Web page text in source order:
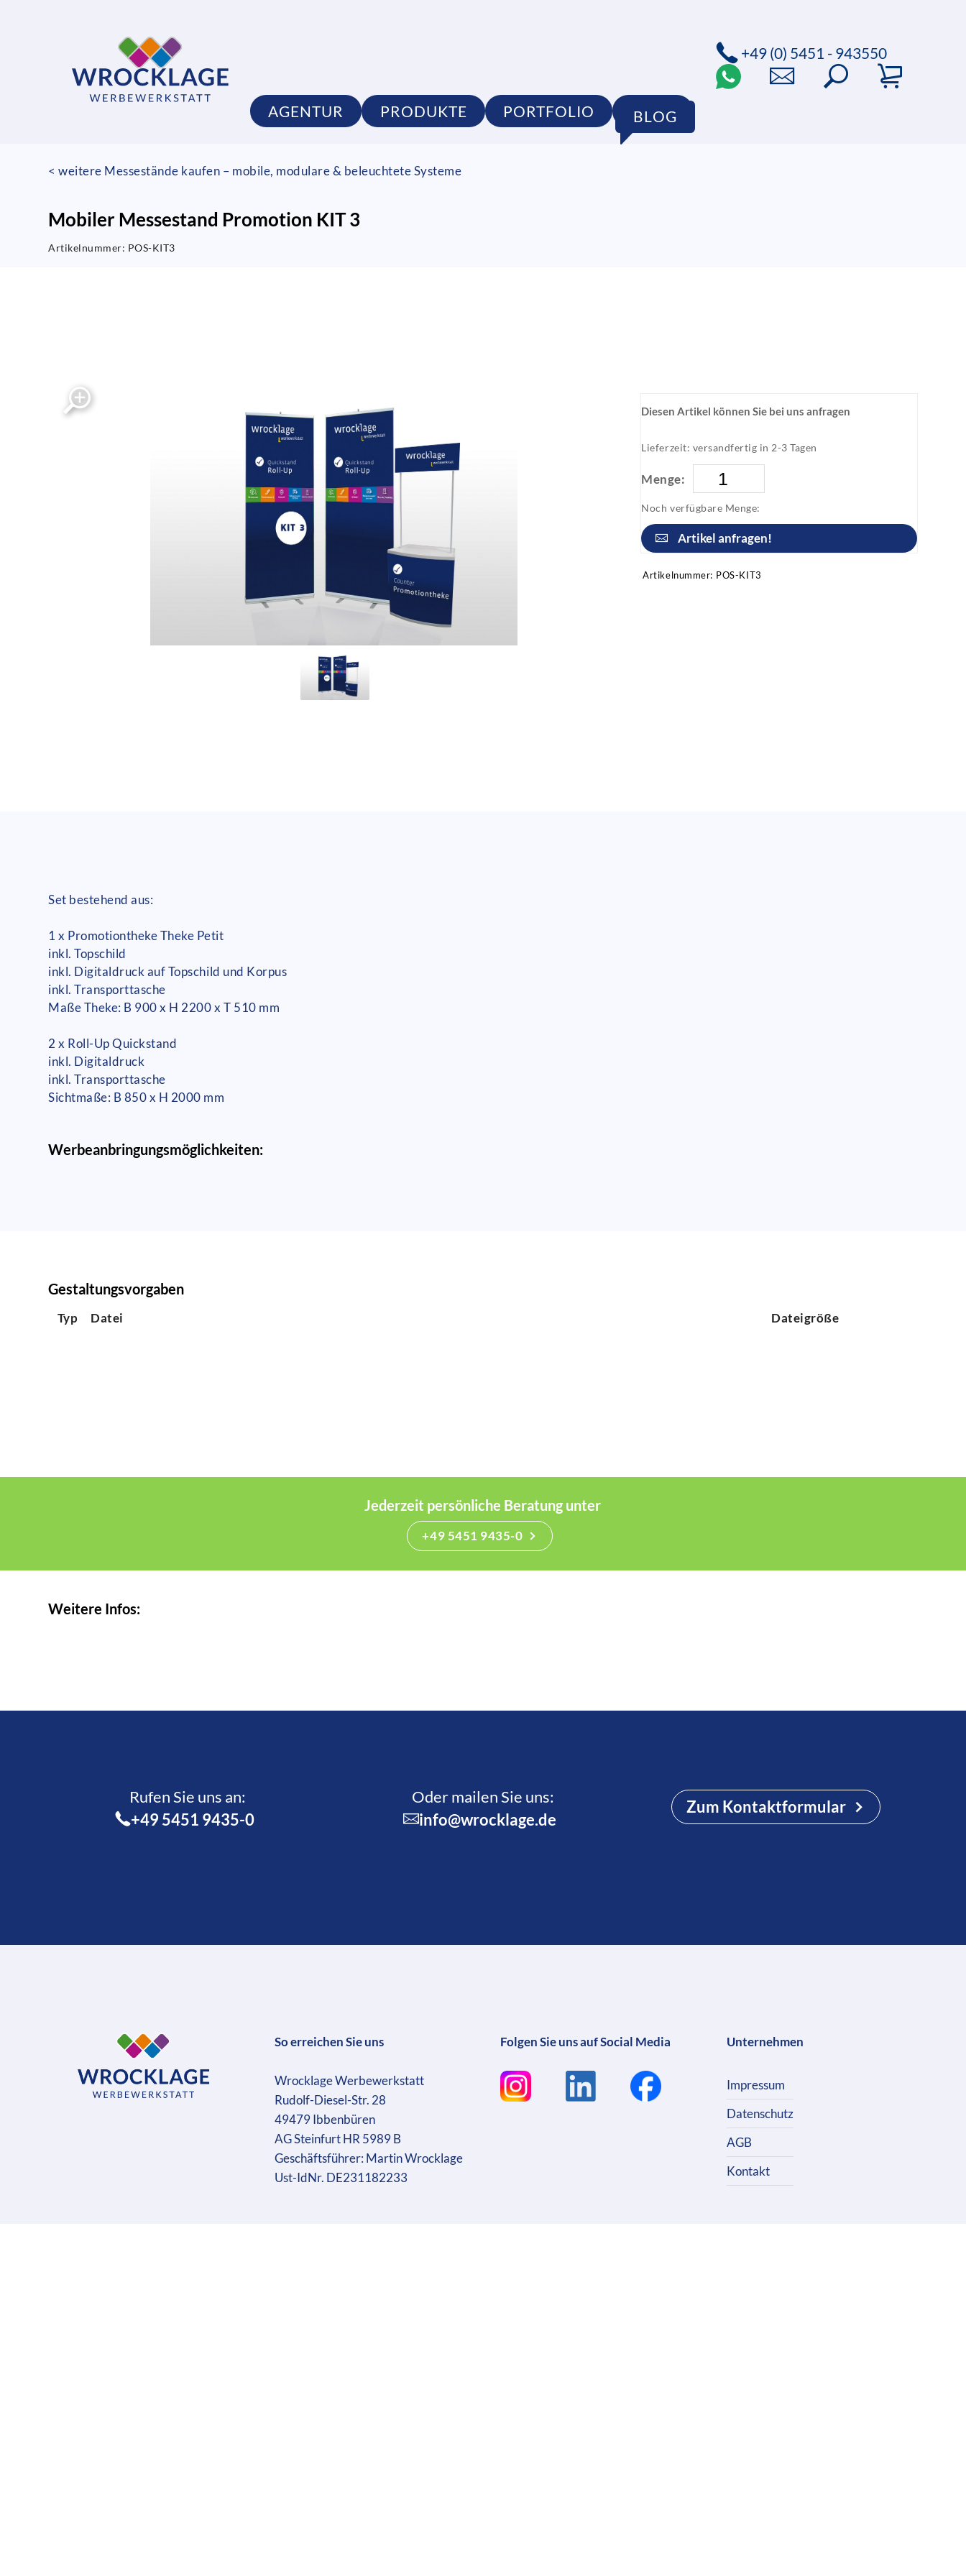
AGENTUR PRODUKTE PORTFOLIO SHOP
BLOG
+49 (0) 5451 - 943550
< weitere Messestände kaufen – mobile, modulare & beleuchtete Systeme
Mobiler Messestand Promotion KIT 3
Artikelnummer: POS-KIT3
Diesen Artikel können Sie bei uns anfragen
Lieferzeit: versandfertig in 2-3 Tagen
Menge:
Noch verfügbare Menge:
Artikel anfragen!
Artikelnummer: POS-KIT3
Set bestehend aus:
1 x Promotiontheke Theke Petit
inkl. Topschild
inkl. Digitaldruck auf Topschild und Korpus
inkl. Transporttasche
Maße Theke: B 900 x H 2200 x T 510 mm
2 x Roll-Up Quickstand
inkl. Digitaldruck
inkl. Transporttasche
Sichtmaße: B 850 x H 2000 mm
Werbeanbringungsmöglichkeiten:
Gestaltungsvorgaben
Typ Datei Dateigröße
Jederzeit persönliche Beratung unter
+49 5451 9435-0
Weitere Infos:
Rufen Sie uns an:­
+49 5451 9435-0
Oder mailen Sie uns:
info@wrocklage.de
Zum Kontaktformular
So erreichen Sie uns
Wrocklage Werbewerkstatt
Rudolf-Diesel-Str. 28
49479 Ibbenbüren
AG Steinfurt HR 5989 B
Geschäftsführer: Martin Wrocklage
Ust-IdNr. DE231182233
Folgen Sie uns auf Social Media Unternehmen
Impressum
Datenschutz
AGB
Kontakt